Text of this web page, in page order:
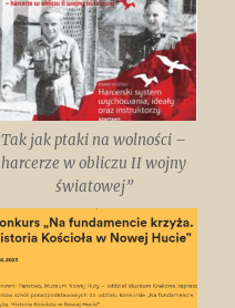
Tak jak ptaki na wolności –
harcerze w obliczu II wojny
światowej”